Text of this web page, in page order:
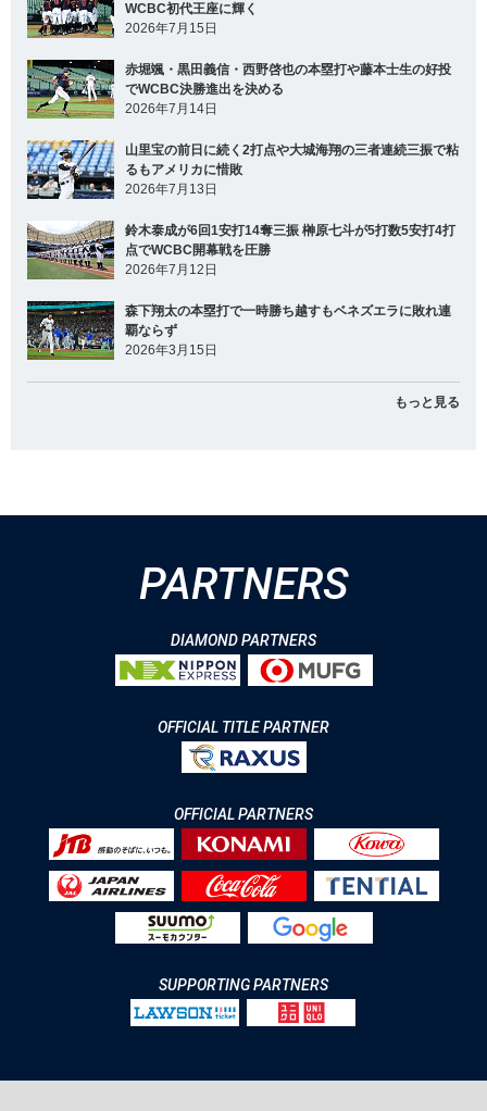
WCBC初代王座に輝く
2026年7月15日
赤堀颯・黒田義信・西野啓也の本塁打や藤本士生の好投
でWCBC決勝進出を決める
2026年7月14日
山里宝の前日に続く2打点や大城海翔の三者連続三振で粘
るもアメリカに惜敗
2026年7月13日
鈴木泰成が6回1安打14奪三振 榊原七斗が5打数5安打4打
点でWCBC開幕戦を圧勝
2026年7月12日
森下翔太の本塁打で一時勝ち越すもベネズエラに敗れ連
覇ならず
2026年3月15日
もっと見る
PARTNERS
DIAMOND PARTNERS
OFFICIAL TITLE PARTNER
OFFICIAL PARTNERS
SUPPORTING PARTNERS